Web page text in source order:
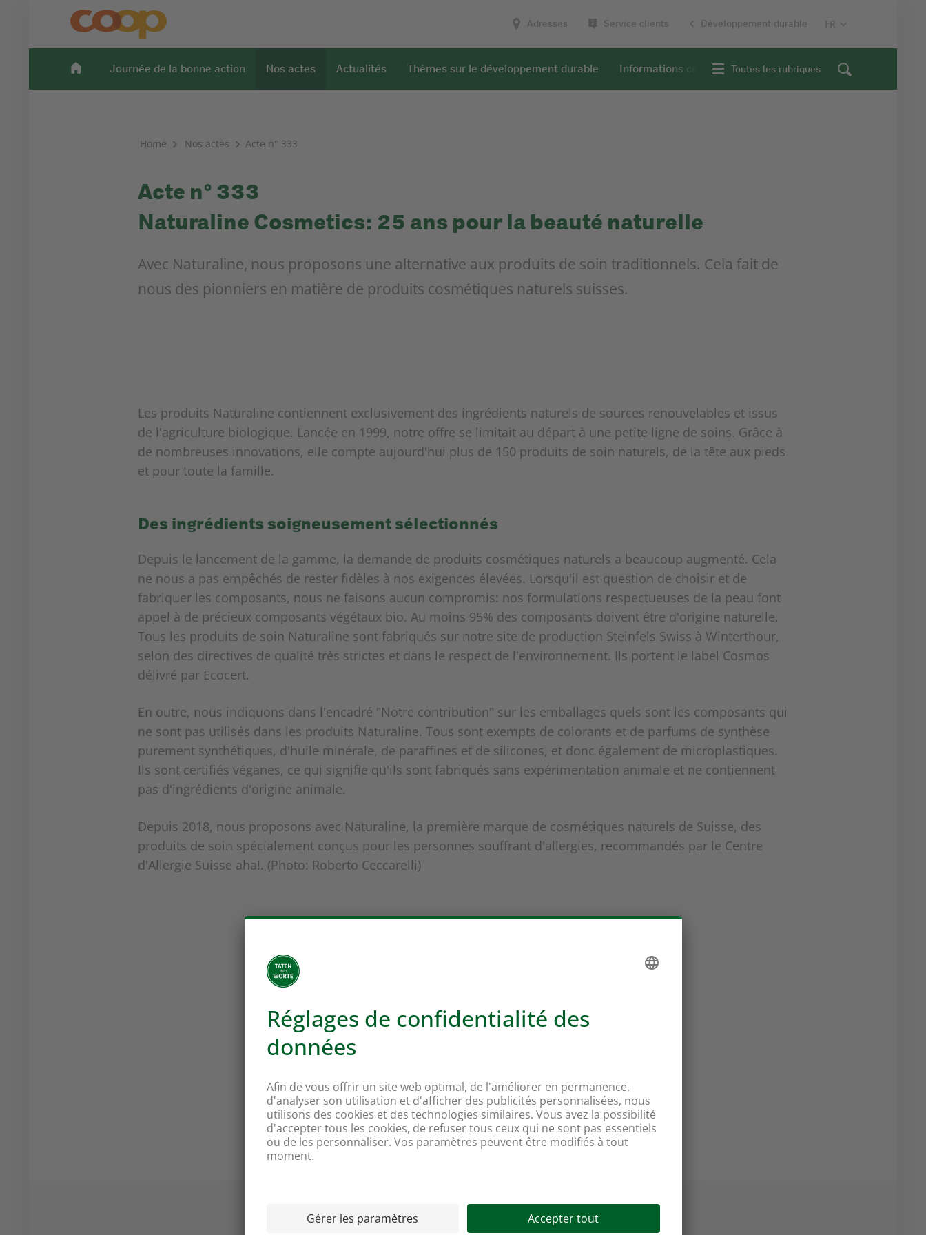
Adresses Service clients Développement durable
Journée de la bonne action Nos actes Actualités Thèmes sur le développement durable Informations contextuellesToutes les rubriques
Home Nos actes Acte n° 333
Acte n° 333
Naturaline Cosmetics: 25 ans pour la beauté naturelle
Avec Naturaline, nous proposons une alternative aux produits de soin traditionnels. Cela fait de
nous des pionniers en matière de produits cosmétiques naturels suisses.
Les produits Naturaline contiennent exclusivement des ingrédients naturels de sources renouvelables et issus
de l'agriculture biologique. Lancée en 1999, notre offre se limitait au départ à une petite ligne de soins. Grâce à
de nombreuses innovations, elle compte aujourd'hui plus de 150 produits de soin naturels, de la tête aux pieds
et pour toute la famille.
Des ingrédients soigneusement sélectionnés
Depuis le lancement de la gamme, la demande de produits cosmétiques naturels a beaucoup augmenté. Cela
ne nous a pas empêchés de rester fidèles à nos exigences élevées. Lorsqu'il est question de choisir et de
fabriquer les composants, nous ne faisons aucun compromis: nos formulations respectueuses de la peau font
appel à de précieux composants végétaux bio. Au moins 95% des composants doivent être d'origine naturelle.
Tous les produits de soin Naturaline sont fabriqués sur notre site de production Steinfels Swiss à Winterthour,
selon des directives de qualité très strictes et dans le respect de l'environnement. Ils portent le label Cosmos
délivré par Ecocert.
En outre, nous indiquons dans l'encadré "Notre contribution" sur les emballages quels sont les composants qui
ne sont pas utilisés dans les produits Naturaline. Tous sont exempts de colorants et de parfums de synthèse
purement synthétiques, d'huile minérale, de paraffines et de silicones, et donc également de microplastiques.
Ils sont certifiés véganes, ce qui signifie qu'ils sont fabriqués sans expérimentation animale et ne contiennent
pas d'ingrédients d'origine animale.
Depuis 2018, nous proposons avec Naturaline, la première marque de cosmétiques naturels de Suisse, des
produits de soin spécialement conçus pour les personnes souffrant d'allergies, recommandés par le Centre
d'Allergie Suisse aha!. (Photo: Roberto Ceccarelli)